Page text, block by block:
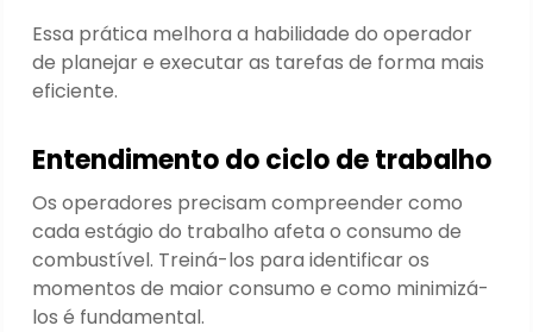
Essa prática melhora a habilidade do operador
de planejar e executar as tarefas de forma mais
eficiente.
Entendimento do ciclo de trabalho
Os operadores precisam compreender como
cada estágio do trabalho afeta o consumo de
combustível. Treiná-los para identificar os
momentos de maior consumo e como minimizá-
los é fundamental.